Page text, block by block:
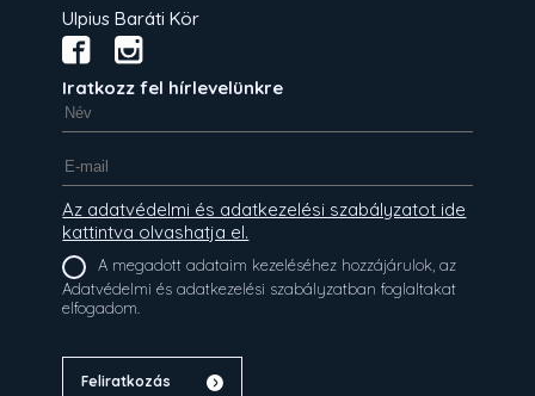
Ulpius Baráti Kör
Iratkozz fel hírlevelünkre
Az adatvédelmi és adatkezelési szabályzatot ide
kattintva olvashatja el.
A megadott adataim kezeléséhez hozzájárulok, az
Adatvédelmi és adatkezelési szabályzatban foglaltakat
elfogadom.
Feliratkozás